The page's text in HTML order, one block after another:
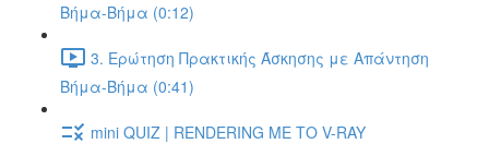
Βήμα-Βήμα (0:12)
3. Ερώτηση Πρακτικής Άσκησης με Απάντηση
Βήμα-Βήμα (0:41)
mini QUIZ | RENDERING ΜΕ ΤΟ V-RAY